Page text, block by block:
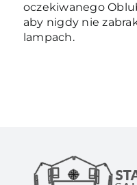
oczekiwanego
aby nigdy nie
lampach.